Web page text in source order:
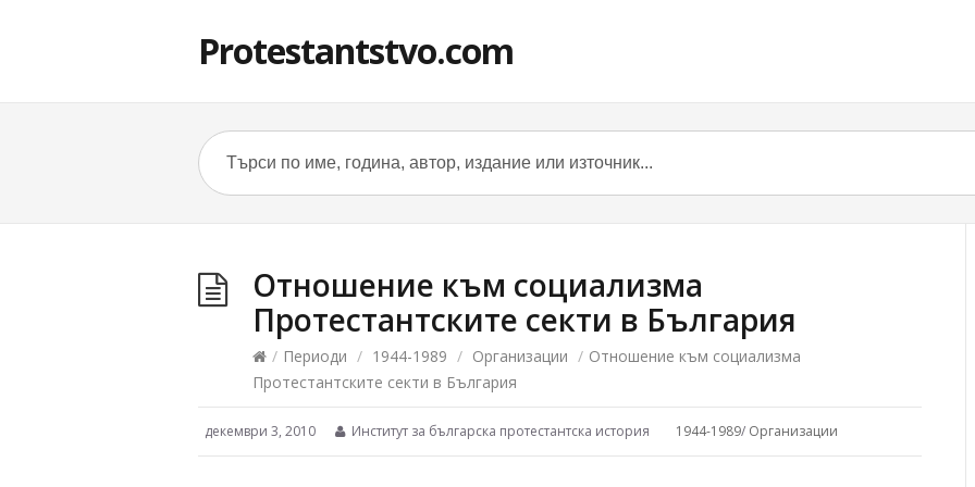
Protestantstvo.com
Отношение към социализма
Протестантските секти в България
/ Периоди / 1944-1989 / Организации / Отношение към социализма
Протестантските секти в България
декември 3, 2010 Институт за българска протестантска история 1944-1989/ Организации